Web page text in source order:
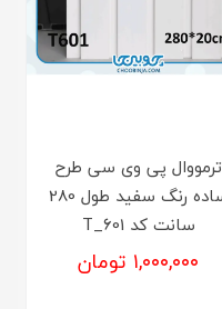
ترمووال پی وی سی طرح
ساده رنگ سفید طول 280
سانت کد T_601
۱,۰۰۰,۰۰۰ تومان